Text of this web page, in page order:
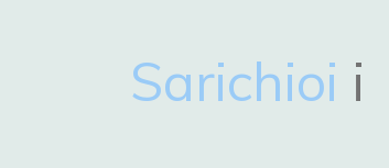
Sarichioi i